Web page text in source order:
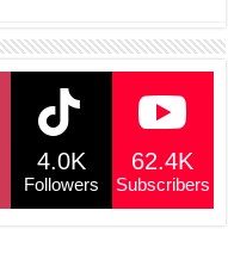
e
4.0K
Followers
62.4K
Subscribers